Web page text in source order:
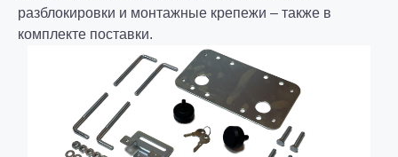
разблокировки и монтажные крепежи – также в
комплекте поставки.